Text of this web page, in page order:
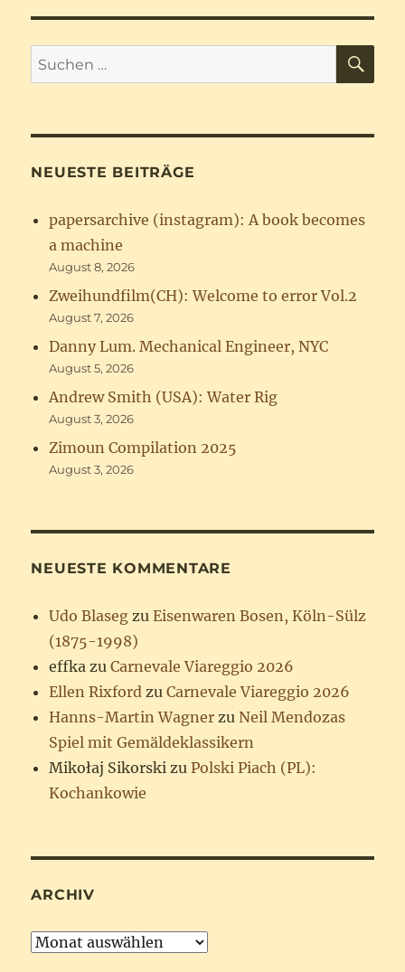
Suchen
nach:
NEUESTE BEITRÄGE
papersarchive (instagram): A book becomes
a machine
August 8, 2026
Zweihundfilm(CH): Welcome to error Vol.2
August 7, 2026
Danny Lum. Mechanical Engineer, NYC
August 5, 2026
Andrew Smith (USA): Water Rig
August 3, 2026
Zimoun Compilation 2025
August 3, 2026
NEUESTE KOMMENTARE
Udo Blaseg zuEisenwaren Bosen, Köln-Sülz
(1875-1998)
effka zuCarnevale Viareggio 2026
Ellen Rixford zuCarnevale Viareggio 2026
Hanns-Martin Wagner zuNeil Mendozas
Spiel mit Gemäldeklassikern
Mikołaj Sikorski zuPolski Piach (PL):
Kochankowie
ARCHIV
Archiv